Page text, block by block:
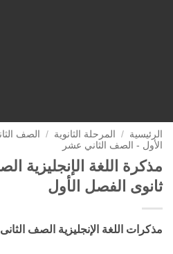
الرئيسية / المرحلة الثانوية / الصف
الأول - الصف الثاني عشر
مذكرة اللغة الإنجليزية
ثانوى الفصل الأول
مذكرات اللغة الإنجليزية الصف